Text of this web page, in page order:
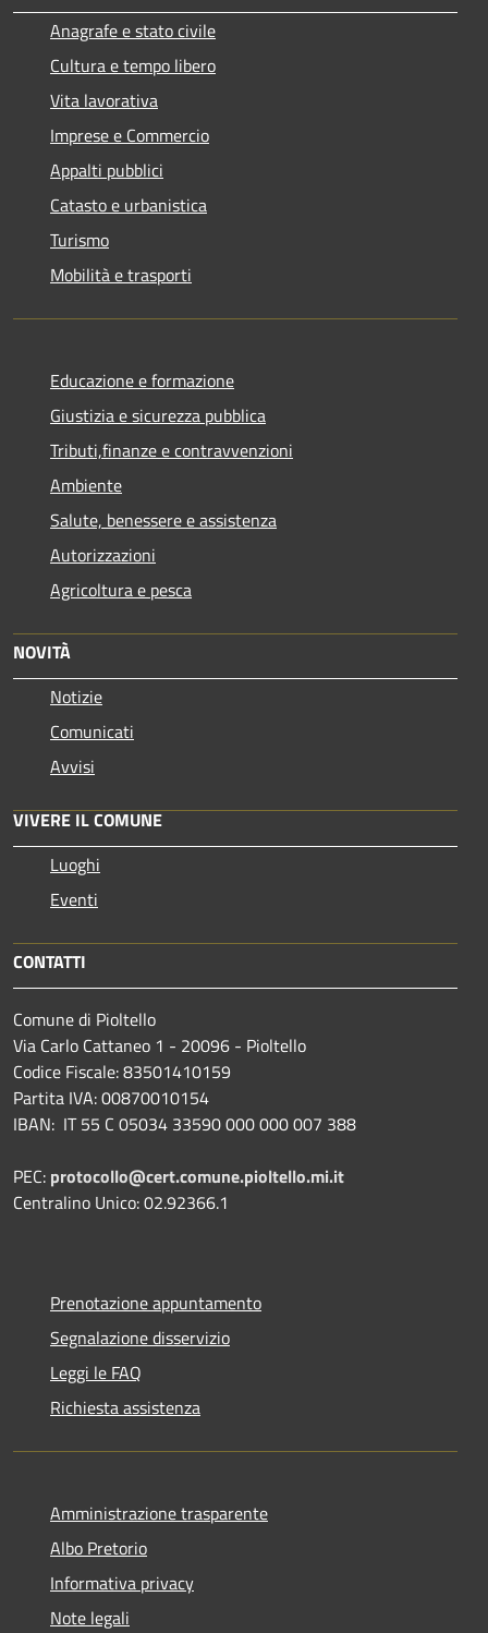
Anagrafe e stato civile
Cultura e tempo libero
Vita lavorativa
Imprese e Commercio
Appalti pubblici
Catasto e urbanistica
Turismo
Mobilità e trasporti
Educazione e formazione
Giustizia e sicurezza pubblica
Tributi,finanze e contravvenzioni
Ambiente
Salute, benessere e assistenza
Autorizzazioni
Agricoltura e pesca
NOVITÀ
Notizie
Comunicati
Avvisi
VIVERE IL COMUNE
Luoghi
Eventi
CONTATTI
Comune di Pioltello
Via Carlo Cattaneo 1 - 20096 - Pioltello
Codice Fiscale: 83501410159
Partita IVA: 00870010154
IBAN: IT 55 C 05034 33590 000 000 007 388
PEC: protocollo@cert.comune.pioltello.mi.it
Centralino Unico: 02.92366.1
Prenotazione appuntamento
Segnalazione disservizio
Leggi le FAQ
Richiesta assistenza
Amministrazione trasparente
Albo Pretorio
Informativa privacy
Note legali